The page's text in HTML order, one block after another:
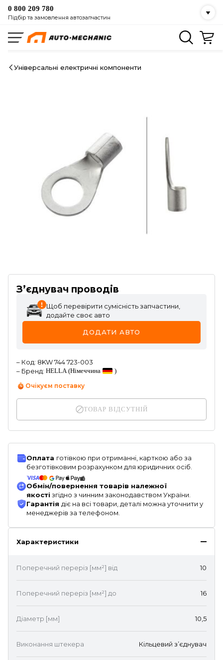
0 800 209 780
Підбір та замовлення автозапчастин
Універсальні електричні компоненти
З’єднувач проводів
Щоб перевірити сумісність запчастини,
додайте своє авто
ДОДАТИ АВТО
– Код: 8KW 744 723-003
– Бренд: HELLA (Німеччина
)
Очікуєм поставку
ТОВАР ВІДСУТНІЙ
Оплата готівкою при отриманні, карткою або за
безготівковим розрахунком для юридичних осіб.
Обмін/повернення товарів належної
якості згідно з чинним законодавством України.
Гарантія діє на всі товари, деталі можна уточнити у
менеджерів за телефоном.
Характеристики
Поперечний переріз [мм²] від 10
Поперечний переріз [мм²] до 16
Діаметр [мм] 10,5
Виконання штекера Кільцевий з’єднувач